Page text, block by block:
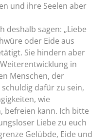
und ihre Seelen aber
deshalb sagen: „Liebe
oder Eide aus
Sie hindern aber
in
Menschen, der
dafür zu sein,
wie
befreien kann. Ich bitte
Liebe zu euch
Gelübde, Eide und